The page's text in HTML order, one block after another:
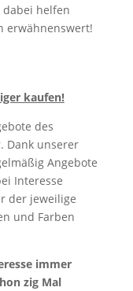
helfen
erwähnenswert!
kaufen!
des
Dank unserer
Angebote
Interesse
der jeweilige
und Farben
immer
zig Mal